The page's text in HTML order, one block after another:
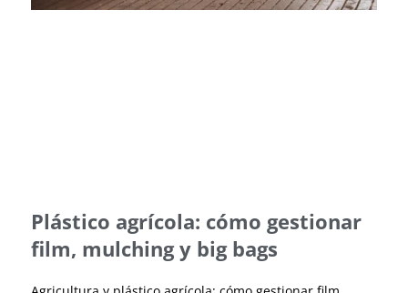
Plástico agrícola: cómo gestionar
film, mulching y big bags